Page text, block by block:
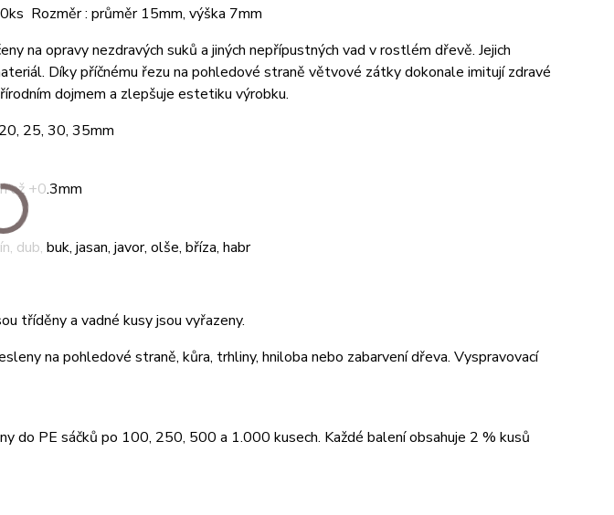
Rozměr : průměr 15mm, výška 7mm
na opravy nezdravých suků a jiných nepřípustných vad v rostlém dřevě. Jejich
Díky příčnému řezu na pohledové straně větvové zátky dokonale imitují zdravé
dojmem a zlepšuje estetiku výrobku.
25, 30, 35mm
až +0.3mm
jasan, javor, olše, bříza, habr
a vadné kusy jsou vyřazeny.
na pohledové straně, kůra, trhliny, hniloba nebo zabarvení dřeva. Vyspravovací
do PE sáčků po 100, 250, 500 a 1.000 kusech. Každé balení obsahuje 2 % kusů